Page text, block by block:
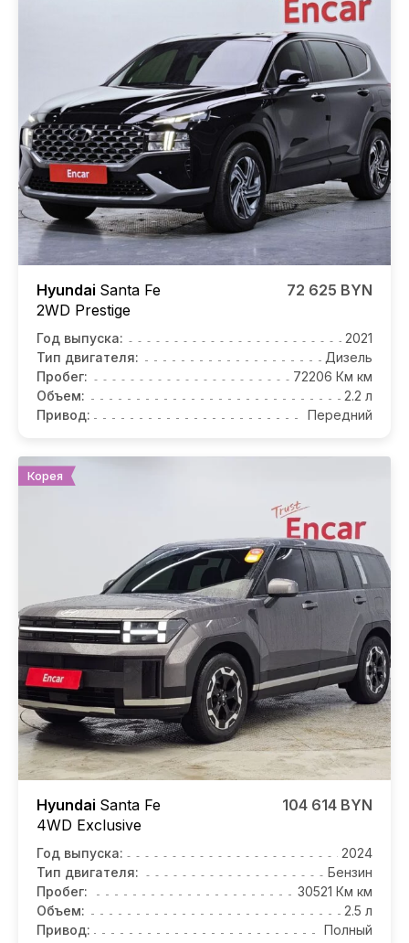
Hyundai Santa Fe
2WD Prestige
72 625 BYN
Год выпуска:
2021
Тип двигателя:
Дизель
Пробег:
72206 Км км
Объем:
2.2 л
Привод:
Передний
Корея
Hyundai Santa Fe
4WD Exclusive
104 614 BYN
Год выпуска:
2024
Тип двигателя:
Бензин
Пробег:
30521 Км км
Объем:
2.5 л
Привод:
Полный